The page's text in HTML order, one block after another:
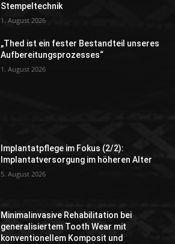
Stempeltechnik
1. August 2026
„Thed ist ein fester Bestandteil unseres
Aufbereitungsprozesses“
1. August 2026
Implantatpflege im Fokus (2/2):
Implantatversorgung im höheren Alter
5. August 2026
Minimalinvasive Rehabilitation bei
generalisiertem Tooth Wear mit
konventionellem Komposit und